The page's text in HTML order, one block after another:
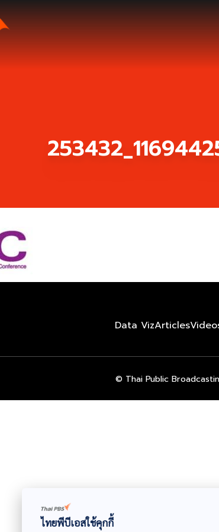
Data VizArticles
© Thai Public
ไทยพีบีเอสใช้คุกกี้